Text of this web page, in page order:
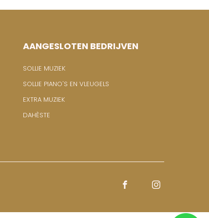
AANGESLOTEN BEDRIJVEN
SOLLIE MUZIEK
SOLLIE PIANO'S EN VLEUGELS
EXTRA MUZIEK
DAHÈSTE